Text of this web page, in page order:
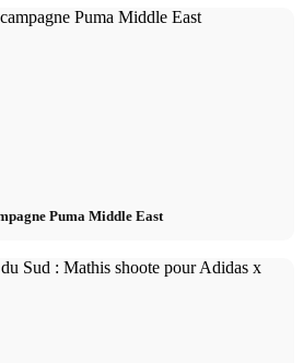
modèle
Puma Middle East